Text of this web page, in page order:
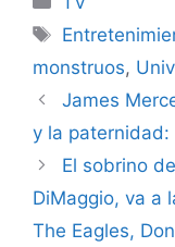
Tags
monstruos,
James
y la paternidad:
El sobrino
DiMaggio, va a
The Eagles,